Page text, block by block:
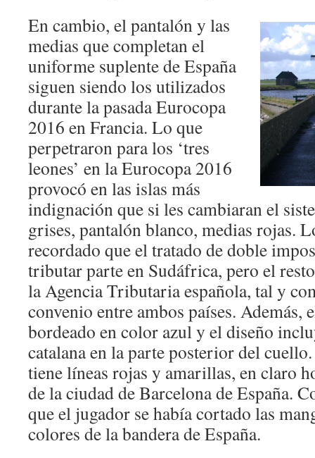
En cambio, el pantalón y las
medias que completan el
uniforme suplente de España
siguen siendo los utilizados
durante la pasada Eurocopa
2016 en Francia. Lo que
perpetraron para los ‘tres
leones’ en la Eurocopa 2016
provocó en las islas más
indignación que si les cambiaran el
grises, pantalón blanco, medias rojas.
recordado que el tratado de doble
tributar parte en Sudáfrica, pero el
la Agencia Tributaria española, tal y
convenio entre ambos países. Además,
bordeado en color azul y el diseño
catalana en la parte posterior del
tiene líneas rojas y amarillas, en claro
de la ciudad de Barcelona de España.
que el jugador se había cortado las
colores de la bandera de España.